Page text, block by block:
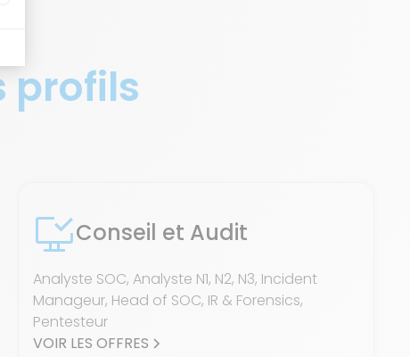
profils
Conseil et Audit
Analyste SOC, Analyste N1, N2, N3, Incident
Manageur, Head of SOC, IR & Forensics,
Pentesteur
VOIR LES OFFRES